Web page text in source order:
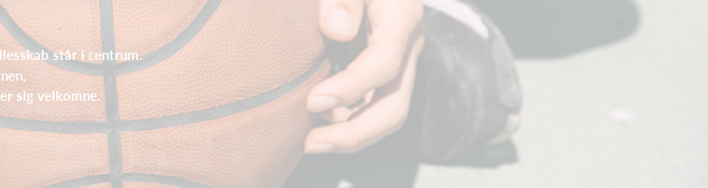
står i centrum.
sig velkomne.